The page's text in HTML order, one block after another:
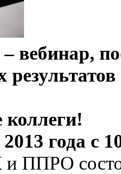
вебинар,
года с
ППРО